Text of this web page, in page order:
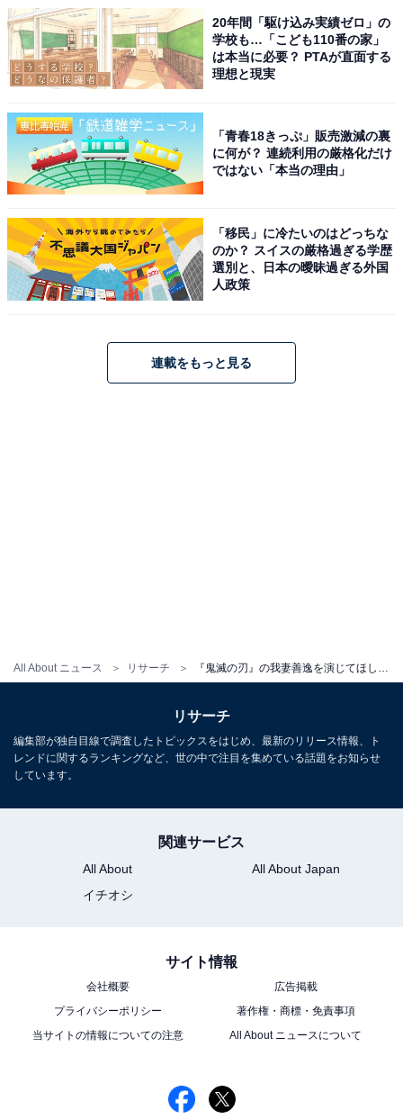
All About ニュース リサーチ
About ニュースでのライター歴は5年。
次ページ
5位までの全ランキング結果を見
る
1 2
20年間「駆け込み実績ゼロ」の
学校も…「こども110番の家」
は本当に必要？ PTAが直面する
理想と現実
「青春18きっぷ」販売激減の裏
に何が？ 連続利用の厳格化だけ
ではない「本当の理由」
「移民」に冷たいのはどっちな
のか？ スイスの厳格過ぎる学歴
選別と、日本の曖昧過ぎる外国
人政策
連載をもっと見る
リサーチ
編集部が独自目線で調査したトピックスをはじめ、最新のリリース情報、ト
レンドに関するランキングなど、世の中で注目を集めている話題をお知らせ
しています。
関連サービス
All About
All About Japan
イチオシ
サイト情報
会社概要
広告掲載
プライバシーポリシー
著作権・商標・免責事項
当サイトの情報についての注意
All About ニュースについて